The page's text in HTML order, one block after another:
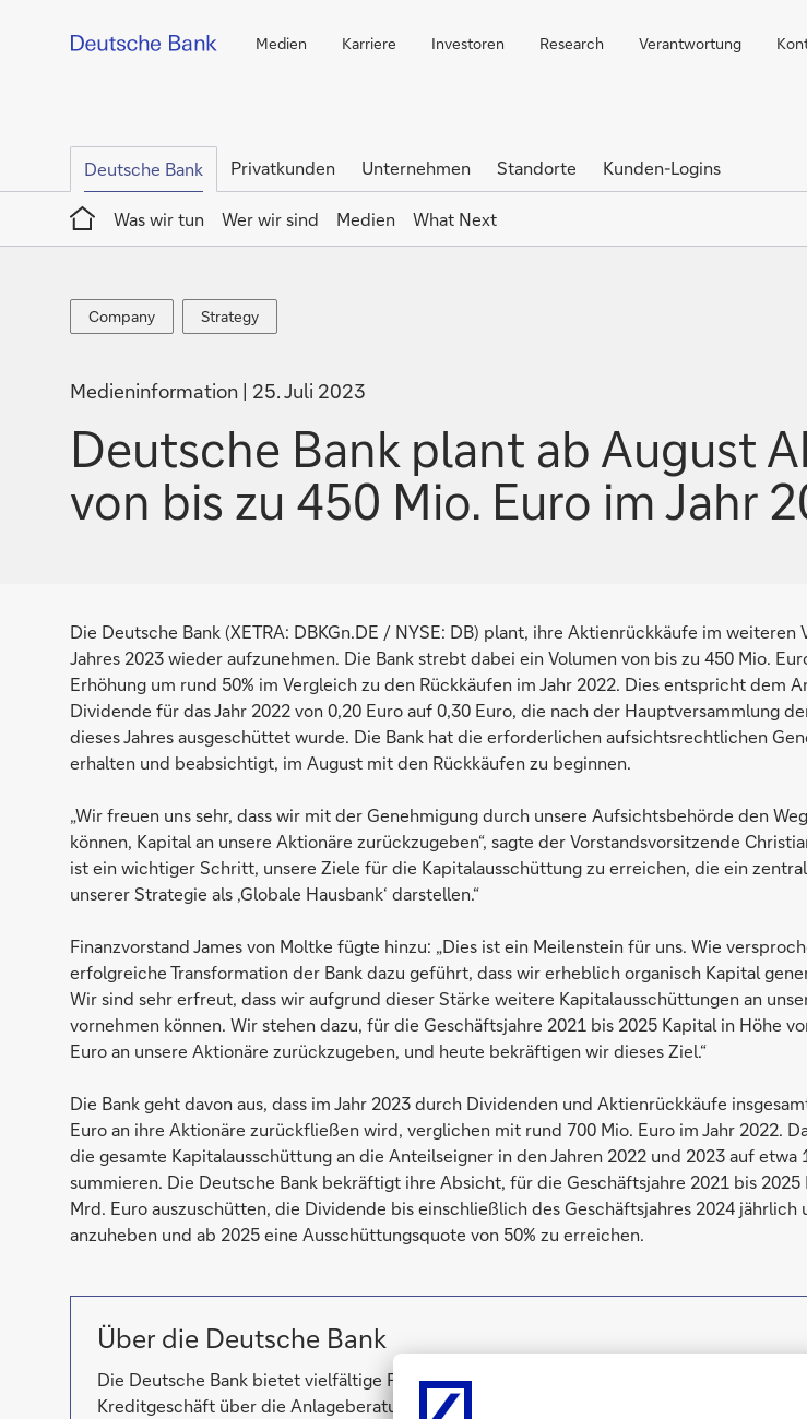
Medien Karriere Investoren Research Verantwortung
Deutsche Bank Privatkunden Unternehmen Standorte
Kunden-Logins
Home
Was wir tun
Wer wir sind Medien What Next
Company
Company
Strategy
Strategy
Medieninformation 25. Juli 2023
Deutsche Bank plant ab August
von bis zu 450 Mio. Euro im Jahr
Die Deutsche Bank (XETRA: DBKGn.DE / NYSE: DB) plant, ihre Aktienrückkäufe im weiteren
Jahres 2023 wieder aufzunehmen. Die Bank strebt dabei ein Volumen von bis zu 450 Mio.
Erhöhung um rund 50% im Vergleich zu den Rückkäufen im Jahr 2022. Dies entspricht dem
Dividende für das Jahr 2022 von 0,20 Euro auf 0,30 Euro, die nach der Hauptversammlung
dieses Jahres ausgeschüttet wurde. Die Bank hat die erforderlichen aufsichtsrechtlichen
erhalten und beabsichtigt, im August mit den Rückkäufen zu beginnen.
„Wir freuen uns sehr, dass wir mit der Genehmigung durch unsere Aufsichtsbehörde den
können, Kapital an unsere Aktionäre zurückzugeben“, sagte der Vorstandsvorsitzende
ist ein wichtiger Schritt, unsere Ziele für die Kapitalausschüttung zu erreichen, die ein
unserer Strategie als ‚Globale Hausbank‘ darstellen.“
Finanzvorstand James von Moltke fügte hinzu: „Dies ist ein Meilenstein für uns. Wie
erfolgreiche Transformation der Bank dazu geführt, dass wir erheblich organisch Kapital
Wir sind sehr erfreut, dass wir aufgrund dieser Stärke weitere Kapitalausschüttungen an
vornehmen können. Wir stehen dazu, für die Geschäftsjahre 2021 bis 2025 Kapital in Höhe
Euro an unsere Aktionäre zurückzugeben, und heute bekräftigen wir dieses Ziel.“
Die Bank geht davon aus, dass im Jahr 2023 durch Dividenden und Aktienrückkäufe
Euro an ihre Aktionäre zurückfließen wird, verglichen mit rund 700 Mio. Euro im Jahr 2022.
die gesamte Kapitalausschüttung an die Anteilseigner in den Jahren 2022 und 2023 auf etwa
summieren. Die Deutsche Bank bekräftigt ihre Absicht, für die Geschäftsjahre 2021 bis 2025
Mrd. Euro auszuschütten, die Dividende bis einschließlich des Geschäftsjahres 2024 jährlich
anzuheben und ab 2025 eine Ausschüttungsquote von 50% zu erreichen.
Über die Deutsche Bank
Die Deutsche Bank bietet vielfältige Finanzdienstleistungen an – vom Zahlungsverkehr
Kreditgeschäft über die Anlageberatung und Vermögensverwaltung bis hin zu einem